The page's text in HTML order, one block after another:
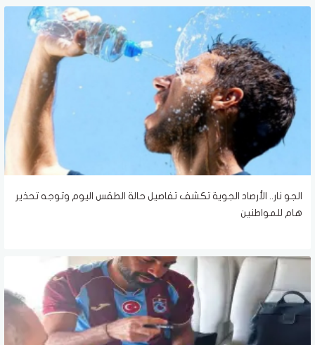
الجو نار.. الأرصاد الجوية تكشف تفاصيل حالة الطقس اليوم وتوجه تحذير
هام للمواطنين